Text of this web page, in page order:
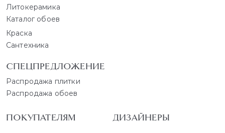
Литокерамика
Каталог обоев
Краска
Сантехника
СПЕЦПРЕДЛОЖЕНИЕ
Распродажа плитки
Распродажа обоев
ПОКУПАТЕЛЯМ
ДИЗАЙНЕРЫ